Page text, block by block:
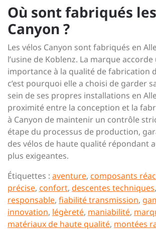
Où sont fabriqués
Canyon ?
Les vélos Canyon sont fabriqués en
l’usine de Koblenz. La marque
importance à la qualité de fabrication
c’est pourquoi elle a choisi de garder
sein de ses propres installations en
proximité entre la conception et la
à Canyon de maintenir un contrôle
étape du processus de production,
des vélos de haute qualité répondant
plus exigeantes.
Étiquettes : aventure, composants
précise, confort, descentes techniques,
responsable, fiabilité transmission,
innovation, légèreté, maniabilité,
matériaux de haute qualité, montées